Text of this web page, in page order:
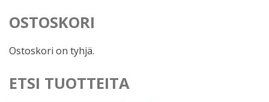
OSTOSKORI
Ostoskori on tyhjä.
ETSI TUOTTEITA